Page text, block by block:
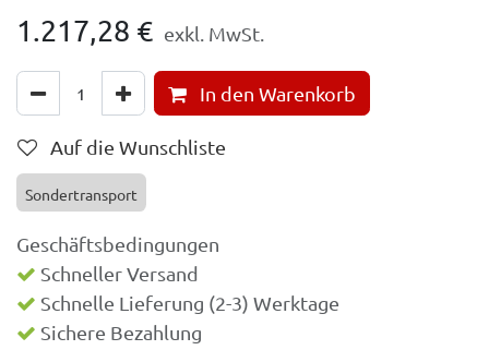
1.217,28 € exkl. MwSt.
In den Warenkorb
Auf die Wunschliste
Sondertransport
Geschäftsbedingungen
Schneller Versand
Schnelle Lieferung (2-3) Werktage
Sichere Bezahlung